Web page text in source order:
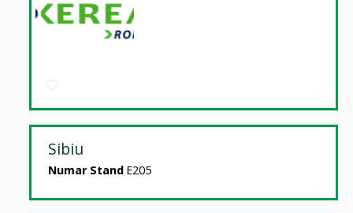
Sibiu
Numar Stand E205